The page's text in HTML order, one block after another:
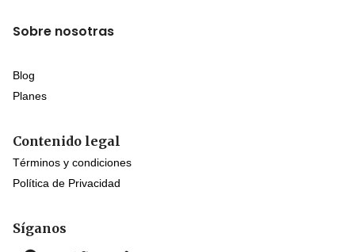
Sobre nosotras
Blog
Planes
Contenido legal
Términos y condiciones
Política de Privacidad
Síganos